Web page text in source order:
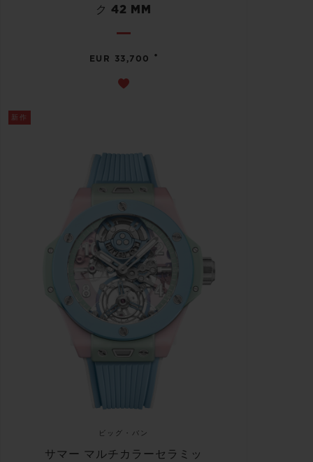
ク 42 MM
EUR 33,700 •
新作
ビッグ・バン
サマー マルチカラーセラミッ